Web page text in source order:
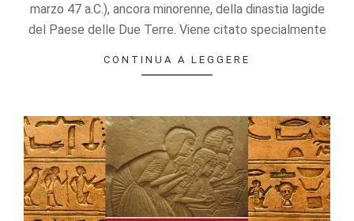
marzo 47 a.C.), ancora minorenne, della dinastia lagide
del Paese delle Due Terre. Viene citato specialmente
CONTINUA A LEGGERE